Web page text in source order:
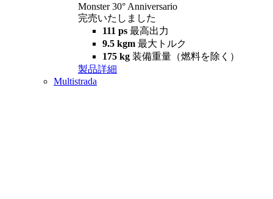
Monster 30° Anniversario
完売いたしました
111 ps 最高出力
9.5 kgm 最大トルク
175 kg 装備重量（燃料を除く）
製品詳細
Multistrada